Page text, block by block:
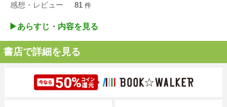
感想・レビュー 81 件
▶︎あらすじ・内容を見る
書店で詳細を見る